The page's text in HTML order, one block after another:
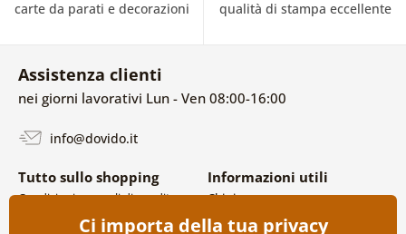
carte da parati e decorazioni qualità di stampa eccellente
Assistenza clienti
nei giorni lavorativi Lun - Ven 08:00-16:00
info@dovido.it
Tutto sullo shopping
Condizioni generali di vendita e
Informazioni utili
Chi siamo
FAQ
Ci importa della tua privacy